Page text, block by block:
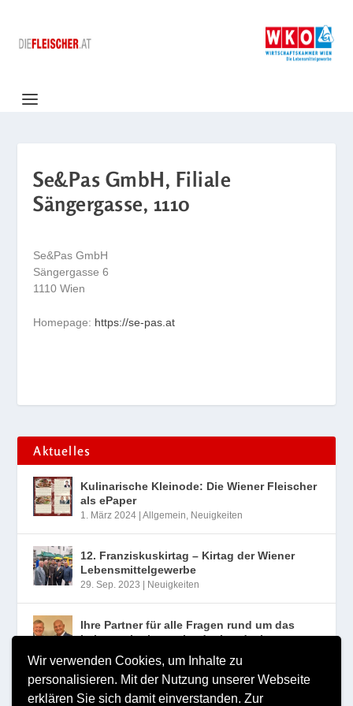
Wir verwenden Cookies, um Inhalte zu
personalisieren. Mit der Nutzung unserer Webseite
erklären Sie sich damit einverstanden. Zur
Se&Pas GmbH, Filiale
Sängergasse, 1110
Se&Pas GmbH
Sängergasse 6
1110 Wien
Homepage: https://se-pas.at
Aktuelles
Kulinarische Kleinode: Die Wiener Fleischer
als ePaper
1. März 2024 |Allgemein, Neuigkeiten
12. Franziskuskirtag – Kirtag der Wiener
Lebensmittelgewerbe
29. Sep. 2023 Neuigkeiten
Ihre Partner für alle Fragen rund um das
Lebensmittelgewerbe der Landesinnung
Wien
10. Aug. 2023|Neuigkeiten